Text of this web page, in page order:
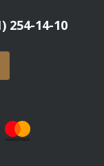
254-14-10